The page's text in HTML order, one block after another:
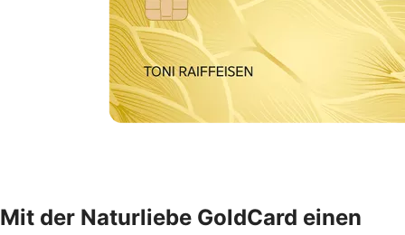
Mit der Naturliebe GoldCard einen